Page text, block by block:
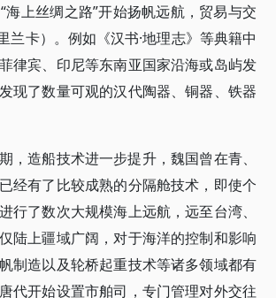
上丝绸之路”开始扬帆远航，贸易与交
卡）。例如《汉书·地理志》等典籍中
律宾、印尼等东南亚国家沿海或岛屿发
现了数量可观的汉代陶器、铜器、铁器
造船技术进一步提升，魏国曾在青、
经有了比较成熟的分隔舱技术，即使个
了数次大规模海上远航，远至台湾、
陆上疆域广阔，对于海洋的控制和影响
制造以及轮桥起重技术等诸多领域都有
代开始设置市舶司，专门管理对外交往